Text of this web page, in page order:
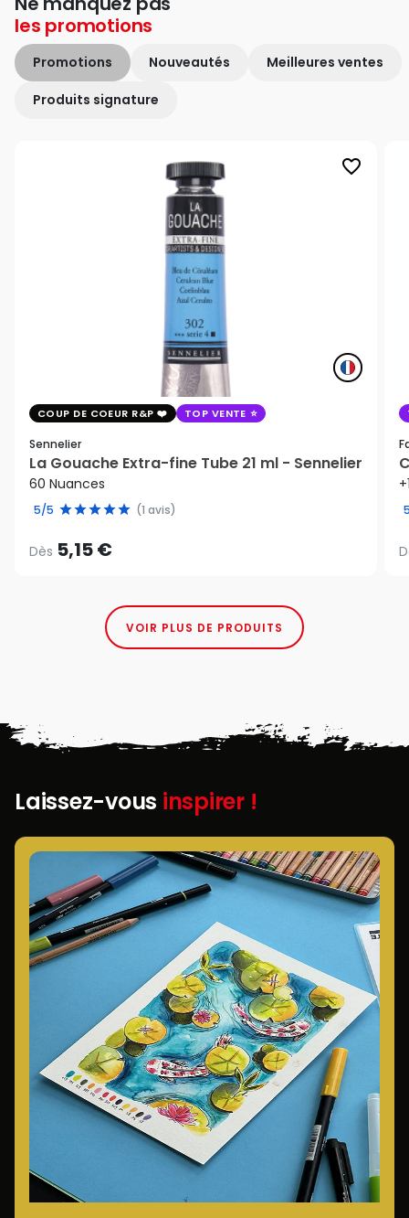
les promotions
Promotions Nouveautés Meilleures ventes
Produits signature
favorite_border
COUP DE COEUR R&P TOP VENTE
Sennelier
La Gouache Extra-fine Tube 21 ml - Sennelier
60 Nuances
5/5 (1 avis)
Dès 5,15 €
VOIR PLUS DE PRODUITS
Laissez-vous inspirer !